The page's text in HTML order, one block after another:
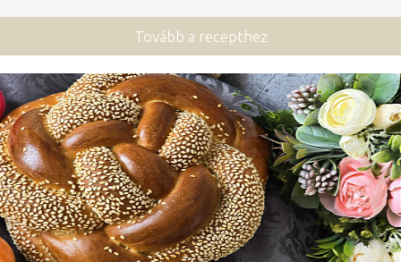
Tovább a recepthez